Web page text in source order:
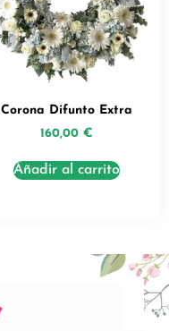
Corona Difunto Extra
160,00 €
Añadir al carrito